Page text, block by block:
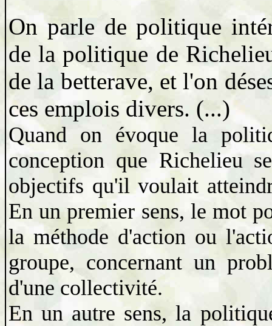
On parle de politique
de la politique de
de la betterave, et l'on
ces emplois divers. (...)
Quand on évoque la
conception que Richelieu
objectifs qu'il voulait
En un premier sens, le mot
la méthode d'action ou
groupe, concernant un
d'une collectivité.
En un autre sens, la